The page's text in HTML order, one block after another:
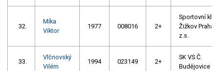
32.
Míka
Viktor
1977 008016 2+
Sportovní klub
Žižkov Praha
z.s.
33.
Vlčnovský
Vilém
1994 023149 2+
SK VS Č.
Budějovice